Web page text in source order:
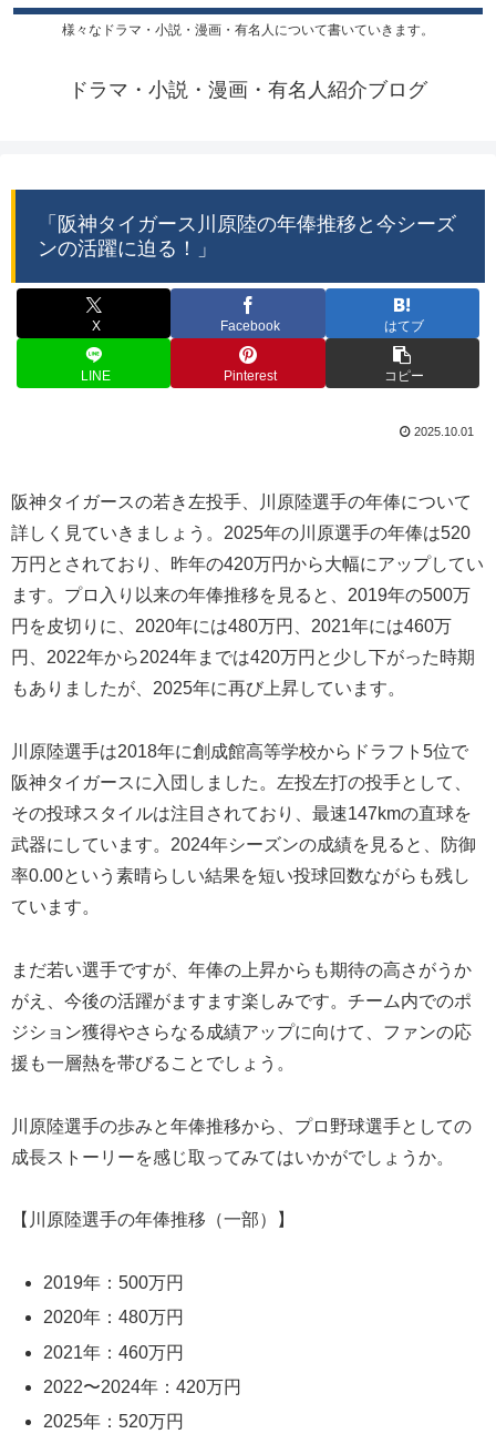
様々なドラマ・小説・漫画・有名人について書いていきます。
ドラマ・小説・漫画・有名人紹介ブログ
「阪神タイガース川原陸の年俸推移と今シーズ
ンの活躍に迫る！」
X Facebook はてブ
LINE Pinterest コピー
2025.10.01
阪神タイガースの若き左投手、川原陸選手の年俸について
詳しく見ていきましょう。2025年の川原選手の年俸は520
万円とされており、昨年の420万円から大幅にアップしてい
ます。プロ入り以来の年俸推移を見ると、2019年の500万
円を皮切りに、2020年には480万円、2021年には460万
円、2022年から2024年までは420万円と少し下がった時期
もありましたが、2025年に再び上昇しています。
川原陸選手は2018年に創成館高等学校からドラフト5位で
阪神タイガースに入団しました。左投左打の投手として、
その投球スタイルは注目されており、最速147kmの直球を
武器にしています。2024年シーズンの成績を見ると、防御
率0.00という素晴らしい結果を短い投球回数ながらも残し
ています。
まだ若い選手ですが、年俸の上昇からも期待の高さがうか
がえ、今後の活躍がますます楽しみです。チーム内でのポ
ジション獲得やさらなる成績アップに向けて、ファンの応
援も一層熱を帯びることでしょう。
川原陸選手の歩みと年俸推移から、プロ野球選手としての
成長ストーリーを感じ取ってみてはいかがでしょうか。
【川原陸選手の年俸推移（一部）】
2019年：500万円
2020年：480万円
2021年：460万円
2022〜2024年：420万円
2025年：520万円